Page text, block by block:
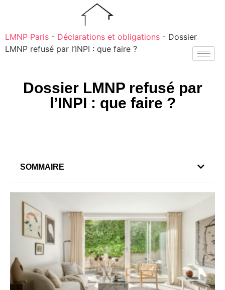
LMNP Paris - Déclarations et obligations - Dossier
LMNP refusé par l’INPI : que faire ?
Dossier LMNP refusé par
l’INPI : que faire ?
SOMMAIRE